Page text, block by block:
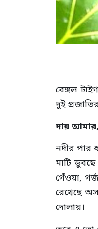
বেঙ্গল
দুই
দায়
নদীর পার
মাটি
গেঁওয়া,
রেখেছে
দোলায়।